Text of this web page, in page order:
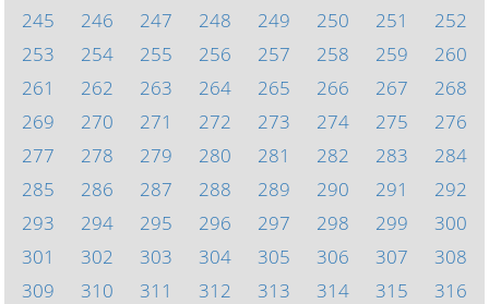
245
246 247 248 249 250 251
252
253
254 255 256 257 258 259
260
261
262 263 264 265 266 267
268
269
270 271 272 273 274 275
276
277
278 279 280 281 282 283
284
285
286 287 288 289 290 291
292
293
294 295 296 297 298 299
300
301
302 303 304 305 306 307
308
309
310 311 312 313 314 315
316